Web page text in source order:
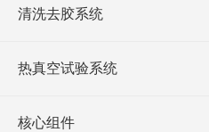
清洗去胶系统
热真空试验系统
核心组件